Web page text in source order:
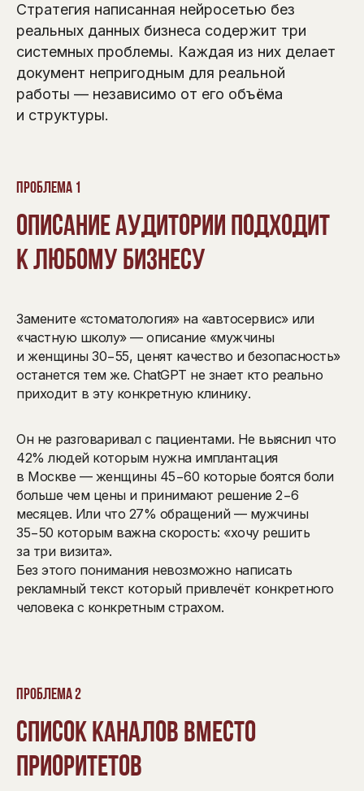
Стратегия написанная нейросетью без
реальных данных бизнеса содержит три
системных проблемы. Каждая из них делает
документ непригодным для реальной
работы — независимо от его объёма
и структуры.
Проблема 1
Описание аудитории подходит
к любому бизнесу
Замените «стоматология» на «автосервис» или
«частную школу» — описание «мужчины
и женщины 30−55, ценят качество и безопасность»
останется тем же. ChatGPT не знает кто реально
приходит в эту конкретную клинику.
Он не разговаривал с пациентами. Не выяснил что
42% людей которым нужна имплантация
в Москве — женщины 45−60 которые боятся боли
больше чем цены и принимают решение 2−6
месяцев. Или что 27% обращений — мужчины
35−50 которым важна скорость: «хочу решить
за три визита».
Без этого понимания невозможно написать
рекламный текст который привлечёт конкретного
человека с конкретным страхом.
Проблема 2
Список каналов вместо
приоритетов